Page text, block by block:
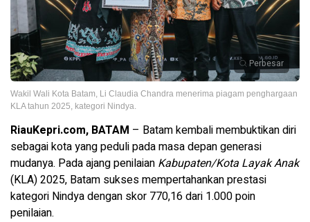
Perbesar
Wakil Wali Kota Batam, Li Claudia Chandra menerima piagam penghargaan
KLA tahun 2025, kategori Nindya.
RiauKepri.com, BATAM – Batam kembali membuktikan diri
sebagai kota yang peduli pada masa depan generasi
mudanya. Pada ajang penilaian Kabupaten/Kota Layak Anak
(KLA) 2025, Batam sukses mempertahankan prestasi
kategori Nindya dengan skor 770,16 dari 1.000 poin
penilaian.